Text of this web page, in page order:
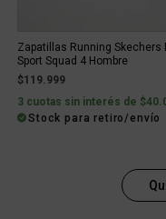
Zapatillas Running Skechers
Sport Squad 4 Hombre
$119.999
3 cuotas sin interés de
Stock para retiro/envío